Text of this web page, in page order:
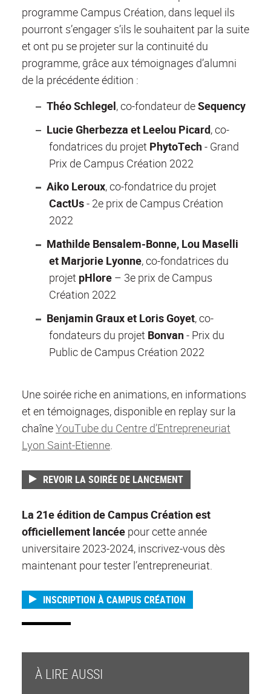
programme Campus Création, dans lequel ils
pourront s’engager s’ils le souhaitent par la suite
et ont pu se projeter sur la continuité du
programme, grâce aux témoignages d’alumni
de la précédente édition :
Théo Schlegel, co-fondateur deSequency
Lucie Gherbezza et Leelou Picard, co-
fondatrices du projet PhytoTech- Grand
Prix de Campus Création 2022
Aiko Leroux, co-fondatrice du projet
CactUs- 2e prix de Campus Création
2022
Mathilde Bensalem-Bonne, Lou Maselli
et Marjorie Lyonne, co-fondatrices du
projet pHlore – 3e prix de Campus
Création 2022
Benjamin Graux et Loris Goyet, co-
fondateurs du projet Bonvan- Prix du
Public de Campus Création 2022
Une soirée riche en animations, en informations
et en témoignages, disponible en replay sur la
chaîneYouTube du Centre d’Entrepreneuriat
Lyon Saint-Etienne.
REVOIR LA SOIRÉE DE LANCEMENT
La 21e édition de Campus Création est
officiellement lancée pour cette année
universitaire 2023-2024, inscrivez-vous dès
maintenant pour tester l’entrepreneuriat.
INSCRIPTION À CAMPUS CRÉATION
À LIRE AUSSI